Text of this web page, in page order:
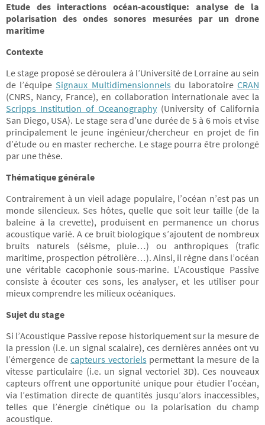
Etude des interactions océan-acoustique: analyse de la
polarisation des ondes sonores mesurées par un drone
maritime
Contexte
Le stage proposé se déroulera à l’Université de Lorraine au sein
de l’équipe Signaux Multidimensionnels du laboratoireCRAN
(CNRS, Nancy, France), en collaboration internationale avec la
Scripps Institution of Oceanography (University of California
San Diego, USA). Le stage sera d’une durée de 5 à 6 mois et vise
principalement le jeune ingénieur/chercheur en projet de fin
d’étude ou en master recherche. Le stage pourra être prolongé
par une thèse.
Thématique générale
Contrairement à un vieil adage populaire, l’océan n’est pas un
monde silencieux. Ses hôtes, quelle que soit leur taille (de la
baleine à la crevette), produisent en permanence un chorus
acoustique varié. A ce bruit biologique s’ajoutent de nombreux
bruits naturels (séisme, pluie…) ou anthropiques (trafic
maritime, prospection pétrolière…). Ainsi, il règne dans l’océan
une véritable cacophonie sous-marine. L’Acoustique Passive
consiste à écouter ces sons, les analyser, et les utiliser pour
mieux comprendre les milieux océaniques.
Sujet du stage
Si l’Acoustique Passive repose historiquement sur la mesure de
la pression (i.e. un signal scalaire), ces dernières années ont vu
l’émergence de capteurs vectoriels permettant la mesure de la
vitesse particulaire (i.e. un signal vectoriel 3D). Ces nouveaux
capteurs offrent une opportunité unique pour étudier l’océan,
via l’estimation directe de quantités jusqu’alors inaccessibles,
telles que l’énergie cinétique ou la polarisation du champ
acoustique.